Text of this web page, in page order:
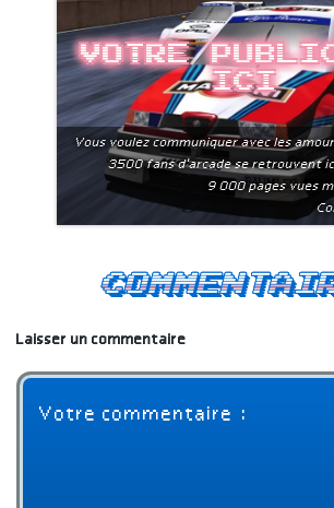
Votre
ici
Vous voulez communiquer avec les
3500 fans d'arcade se retrouvent
9 000 pages vues
Laisser un commentaire